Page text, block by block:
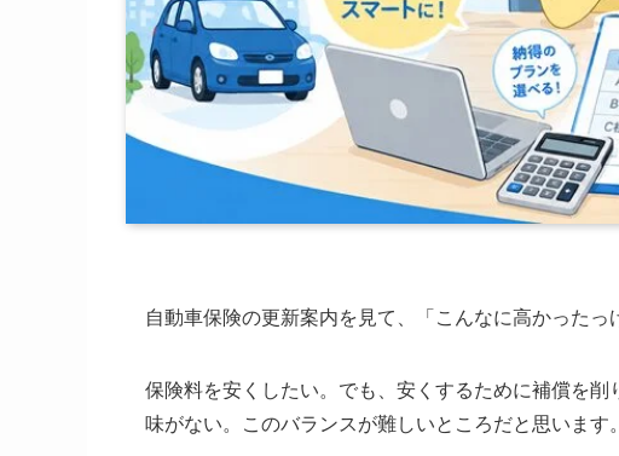
自動車保険の更新案内を見て、「こんなに高かったっ
保険料を安くしたい。でも、安くするために補償を
味がない。このバランスが難しいところだと思います。